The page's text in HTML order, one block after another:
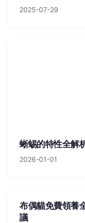
2025-07-29
蜥蜴的特性全解
2026-01-01
布偶貓免費領養
議